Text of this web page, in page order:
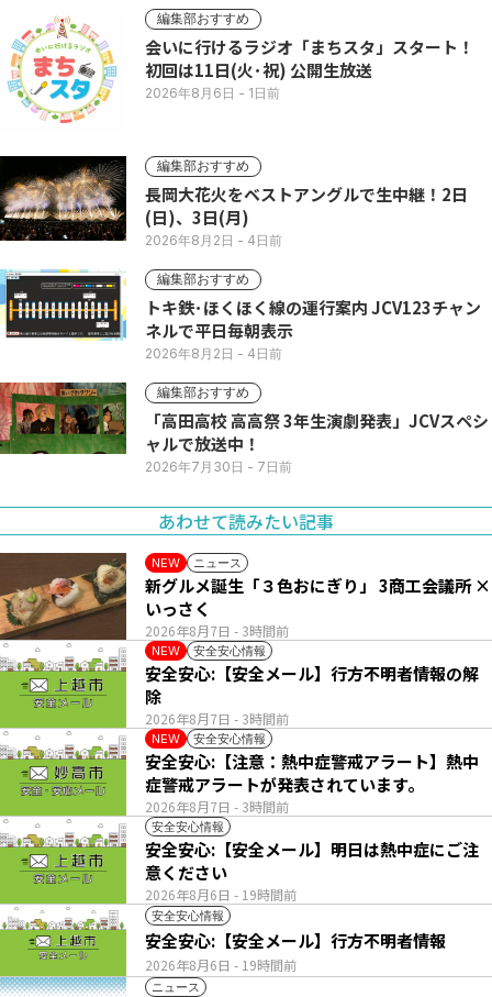
編集部おすすめ
会いに行けるラジオ「まちスタ」スタート！
初回は11日(火･祝) 公開生放送
2026年8月6日 - 1日前
編集部おすすめ
長岡大花火をベストアングルで生中継！2日
(日)、3日(月)
2026年8月2日 - 4日前
編集部おすすめ
トキ鉄･ほくほく線の運行案内 JCV123チャン
ネルで平日毎朝表示
2026年8月2日 - 4日前
編集部おすすめ
「高田高校 高高祭 3年生演劇発表」JCVスペシ
ャルで放送中！
2026年7月30日 - 7日前
あわせて読みたい記事
NEW ニュース
2026年8月7日 - 3時間前
新グルメ誕生「３色おにぎり」 3商工会議所 ×
いっさく
NEW 安全安心情報
2026年8月7日 - 3時間前
安全安心:【安全メール】行方不明者情報の解
除
NEW 安全安心情報
2026年8月7日 - 3時間前
安全安心:【注意：熱中症警戒アラート】熱中
症警戒アラートが発表されています。
安全安心情報
2026年8月6日 - 19時間前
安全安心:【安全メール】明日は熱中症にご注
意ください
安全安心情報
2026年8月6日 - 19時間前
安全安心:【安全メール】行方不明者情報
ニュース